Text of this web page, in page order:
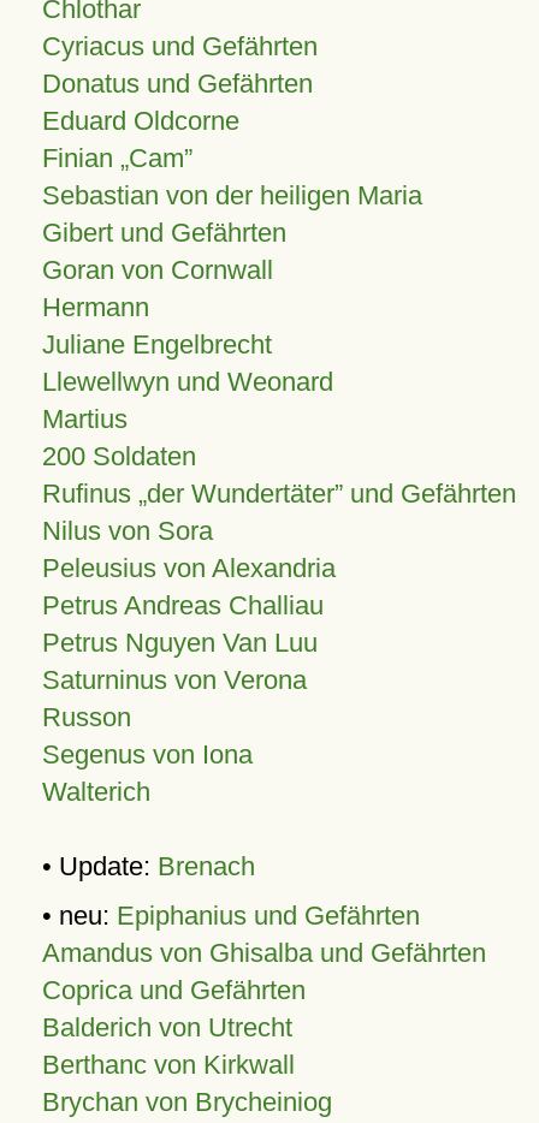
Chlothar
Cyriacus und Gefährten
Donatus und Gefährten
Eduard Oldcorne
Finian Cam
Sebastian von der heiligen Maria
Gibert und Gefährten
Goran von Cornwall
Hermann
Juliane Engelbrecht
Llewellwyn und Weonard
Martius
200 Soldaten
Rufinus „der Wundertäter” und Gefährten
Nilus von Sora
Peleusius von Alexandria
Petrus Andreas Challiau
Petrus Nguyen Van Luu
Saturninus von Verona
Russon
Segenus von Iona
Walterich
• Update: Brenach
• neu: Epiphanius und Gefährten
Amandus von Ghisalba und Gefährten
Coprica und Gefährten
Balderich von Utrecht
Berthanc von Kirkwall
Brychan von Brycheiniog